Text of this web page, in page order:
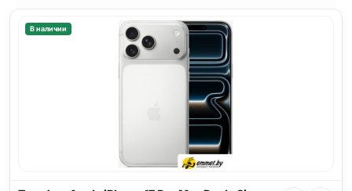
В наличии